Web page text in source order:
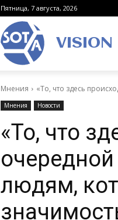
Пятница, 7 августа, 2026
VISION
Мнения «То, что здесь
Мнения Новости
«То, что
людям,